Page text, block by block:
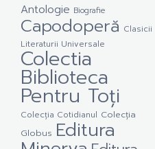
Antologie Biografie
Capodoperă Clasicii
Literaturii Universale
Colectia
Biblioteca
Pentru Toți
Colecția Cotidianul Colecția
Globus Editura